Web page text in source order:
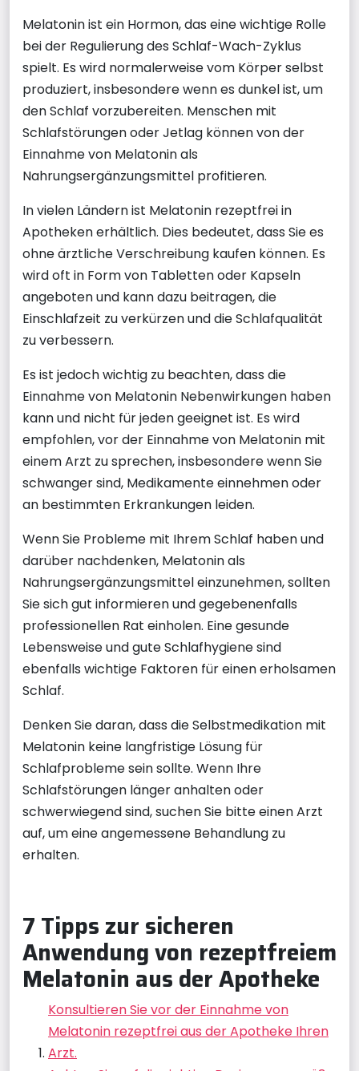
Melatonin ist ein Hormon, das eine wichtige Rolle
bei der Regulierung des Schlaf-Wach-Zyklus
spielt. Es wird normalerweise vom Körper selbst
produziert, insbesondere wenn es dunkel ist, um
den Schlaf vorzubereiten. Menschen mit
Schlafstörungen oder Jetlag können von der
Einnahme von Melatonin als
Nahrungsergänzungsmittel profitieren.
In vielen Ländern ist Melatonin rezeptfrei in
Apotheken erhältlich. Dies bedeutet, dass Sie es
ohne ärztliche Verschreibung kaufen können. Es
wird oft in Form von Tabletten oder Kapseln
angeboten und kann dazu beitragen, die
Einschlafzeit zu verkürzen und die Schlafqualität
zu verbessern.
Es ist jedoch wichtig zu beachten, dass die
Einnahme von Melatonin Nebenwirkungen haben
kann und nicht für jeden geeignet ist. Es wird
empfohlen, vor der Einnahme von Melatonin mit
einem Arzt zu sprechen, insbesondere wenn Sie
schwanger sind, Medikamente einnehmen oder
an bestimmten Erkrankungen leiden.
Wenn Sie Probleme mit Ihrem Schlaf haben und
darüber nachdenken, Melatonin als
Nahrungsergänzungsmittel einzunehmen, sollten
Sie sich gut informieren und gegebenenfalls
professionellen Rat einholen. Eine gesunde
Lebensweise und gute Schlafhygiene sind
ebenfalls wichtige Faktoren für einen erholsamen
Schlaf.
Denken Sie daran, dass die Selbstmedikation mit
Melatonin keine langfristige Lösung für
Schlafprobleme sein sollte. Wenn Ihre
Schlafstörungen länger anhalten oder
schwerwiegend sind, suchen Sie bitte einen Arzt
auf, um eine angemessene Behandlung zu
erhalten.
7 Tipps zur sicheren
Anwendung von rezeptfreiem
Melatonin aus der Apotheke
Konsultieren Sie vor der Einnahme von
Melatonin rezeptfrei aus der Apotheke Ihren
Arzt.